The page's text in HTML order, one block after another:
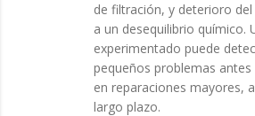
de filtración, y deterioro
a un desequilibrio químico.
experimentado puede
pequeños problemas
en reparaciones mayores,
largo plazo.